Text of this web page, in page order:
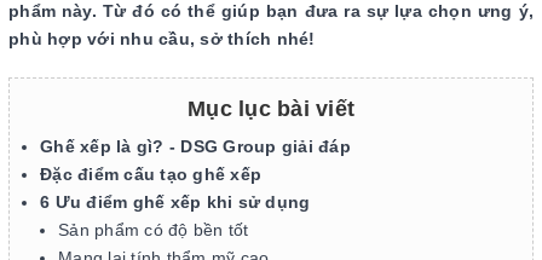
phẩm này. Từ đó có thể giúp bạn đưa ra sự lựa chọn ưng ý,
phù hợp với nhu cầu, sở thích nhé!
Mục lục bài viết
Ghế xếp là gì? - DSG Group giải đáp
Đặc điểm cấu tạo ghế xếp
6 Ưu điểm ghế xếp khi sử dụng
Sản phẩm có độ bền tốt